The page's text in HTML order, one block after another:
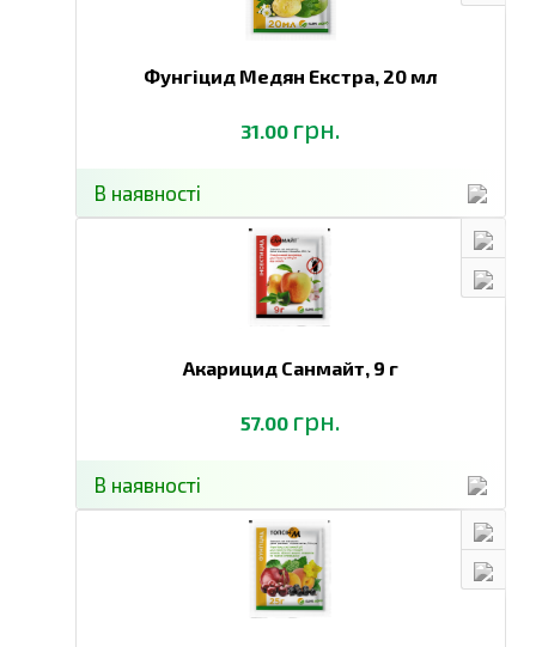
Фунгіцид Медян Екстра, 20 мл
31.00 грн.
В наявності
Акарицид Санмайт, 9 г
57.00 грн.
В наявності